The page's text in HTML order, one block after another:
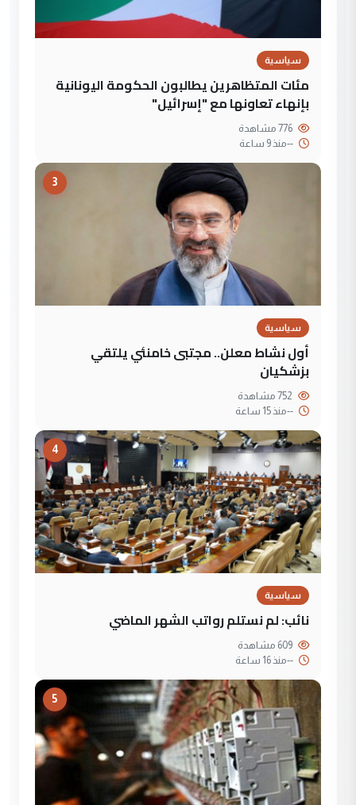
سياسية
مئات المتظاهرين يطالبون الحكومة اليونانية
بإنهاء تعاونها مع "إسرائيل"
--منذ 9 ساعة
3
سياسية
أول نشاط معلن.. مجتبى خامنئي يلتقي
بزشكيان
--منذ 15 ساعة
4
سياسية
نائب: لم نستلم رواتب الشهر الماضي
--منذ 16 ساعة
5